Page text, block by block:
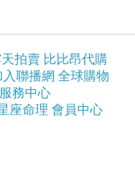
小小的衝動、再一
啟一趟小小的療癒
個小小個古城.基本
"田中漁夫"但是.他
等1小時
拍賣 比比昂代購
入聯播網 全球購物
服務中心
座命理 會員中心